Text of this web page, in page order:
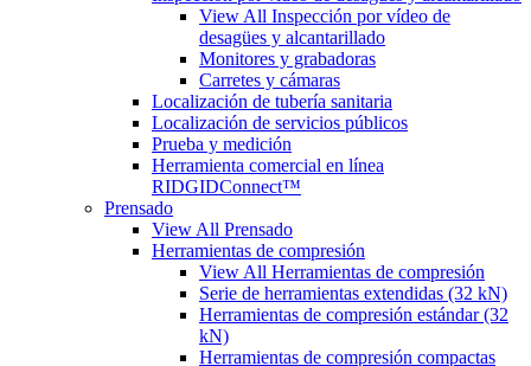
View All Inspección por vídeo de
desagües y alcantarillado
Monitores y grabadoras
Carretes y cámaras
Localización de tubería sanitaria
Localización de servicios públicos
Prueba y medición
Herramienta comercial en línea
RIDGIDConnect™
Prensado
View All Prensado
Herramientas de compresión
View All Herramientas de compresión
Serie de herramientas extendidas (32 kN)
Herramientas de compresión estándar (32
kN)
Herramientas de compresión compactas